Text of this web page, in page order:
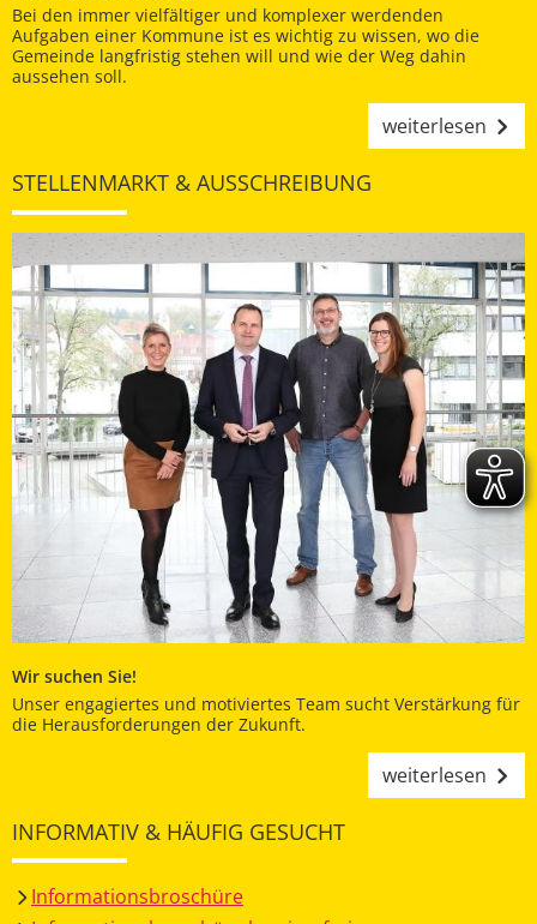
Bei den immer vielfältiger und komplexer werdenden
Aufgaben einer Kommune ist es wichtig zu wissen, wo die
Gemeinde langfristig stehen will und wie der Weg dahin
aussehen soll.
weiterlesen
STELLENMARKT & AUSSCHREIBUNG
Wir suchen Sie!
Unser engagiertes und motiviertes Team sucht Verstärkung für
die Herausforderungen der Zukunft.
weiterlesen
INFORMATIV & HÄUFIG GESUCHT
Informationsbroschüre